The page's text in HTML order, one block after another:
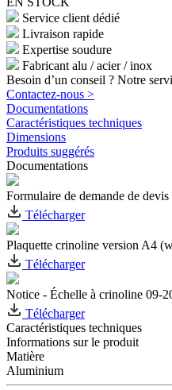
Service client dédié
Livraison rapide
Expertise soudure
Fabricant alu / acier / inox
Besoin d’un conseil ? Notre
Contactez-nous >
Documentations
Caractéristiques techniques
Dimensions
Produits suggérés
Documentations
Formulaire de demande de
Télécharger
Plaquette crinoline version A4
Télécharger
Notice - Échelle à crinoline 09-
Télécharger
Caractéristiques techniques
Informations sur le produit
Matière
Aluminium